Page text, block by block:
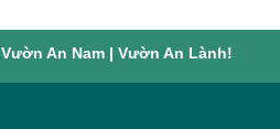
Vườn An Nam | Vườn An Lành!